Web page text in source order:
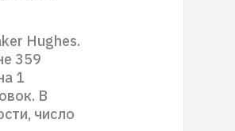
Hughes.
359
1
В
число